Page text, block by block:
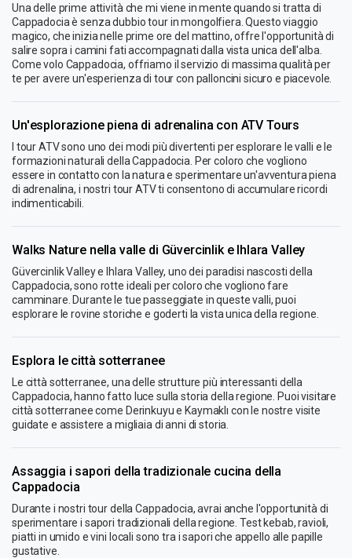
Una delle prime attività che mi viene in mente quando si tratta di
Cappadocia è senza dubbio tour in mongolfiera. Questo viaggio
magico, che inizia nelle prime ore del mattino, offre l'opportunità di
salire sopra i camini fati accompagnati dalla vista unica dell'alba.
Come volo Cappadocia, offriamo il servizio di massima qualità per
te per avere un'esperienza di tour con palloncini sicuro e piacevole.
Un'esplorazione piena di adrenalina con ATV Tours
I tour ATV sono uno dei modi più divertenti per esplorare le valli e le
formazioni naturali della Cappadocia. Per coloro che vogliono
essere in contatto con la natura e sperimentare un'avventura piena
di adrenalina, i nostri tour ATV ti consentono di accumulare ricordi
indimenticabili.
Walks Nature nella valle di Güvercinlik e Ihlara Valley
Güvercinlik Valley e Ihlara Valley, uno dei paradisi nascosti della
Cappadocia, sono rotte ideali per coloro che vogliono fare
camminare. Durante le tue passeggiate in queste valli, puoi
esplorare le rovine storiche e goderti la vista unica della regione.
Esplora le città sotterranee
Le città sotterranee, una delle strutture più interessanti della
Cappadocia, hanno fatto luce sulla storia della regione. Puoi visitare
città sotterranee come Derinkuyu e Kaymaklı con le nostre visite
guidate e assistere a migliaia di anni di storia.
Assaggia i sapori della tradizionale cucina della
Cappadocia
Durante i nostri tour della Cappadocia, avrai anche l'opportunità di
sperimentare i sapori tradizionali della regione. Test kebab, ravioli,
piatti in umido e vini locali sono tra i sapori che appello alle papille
gustative.